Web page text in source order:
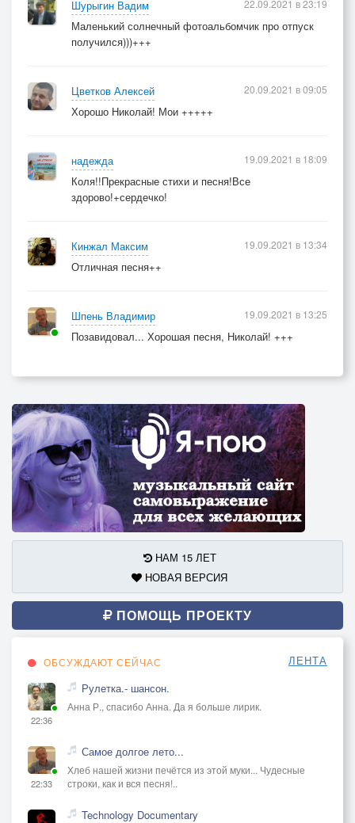
Шурыгин Вадим
Маленький солнечный фотоальбомчик про отпуск
получился)))+++
22.09.2021 в 23:19
Цветков Алексей
Хорошо Николай! Мои +++++
20.09.2021 в 09:05
надежда
Коля!!Прекрасные стихи и песня!Все
здорово!+сердечко!
19.09.2021 в 18:09
Кинжал Максим
Отличная песня++
19.09.2021 в 13:34
Шпень Владимир
Позавидовал... Хорошая песня, Николай! +++
19.09.2021 в 13:25
НАМ 15 ЛЕТ
НОВАЯ ВЕРСИЯ
ПОМОЩЬ ПРОЕКТУ
ОБСУЖДАЮТ СЕЙЧАС ЛЕНТА
22:36
Рулетка.- шансон.
Анна Р., спасибо Анна. Да я больше лирик.
22:33
Самое долгое лето...
Хлеб нашей жизни печётся из этой муки... Чудесные
строки, как и вся песня!..
Technology Documentary